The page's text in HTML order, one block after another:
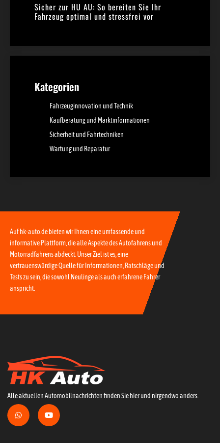
Sicher zur HU AU: So bereiten Sie Ihr
Fahrzeug optimal und stressfrei vor
Kategorien
Fahrzeuginnovation und Technik
Kaufberatung und Marktinformationen
Sicherheit und Fahrtechniken
Wartung und Reparatur
Auf hk-auto.de bieten wir Ihnen eine umfassende und
informative Plattform, die alle Aspekte des Autofahrens und
Motorradfahrens abdeckt. Unser Ziel ist es, eine
vertrauenswürdige Quelle für Informationen, Ratschläge und
Tests zu sein, die sowohl Neulinge als auch erfahrene Fahrer
anspricht.
Alle aktuellen Automobilnachrichten finden Sie hier und nirgendwo anders.